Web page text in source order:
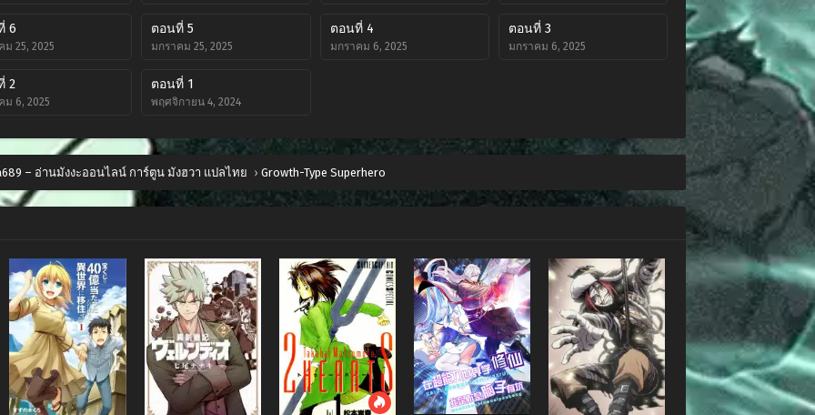
6
ม 25, 2025
ตอนที่ 5
มกราคม 25, 2025
ตอนที่ 4
มกราคม 6, 2025
ตอนที่ 3
มกราคม 6, 2025
2
ม 6, 2025
ตอนที่ 1
พฤศจิกายน 4, 2024
– อ่านมังงะออนไลน์ การ์ตูน มังฮวา แปลไทย › Growth-Type Superhero